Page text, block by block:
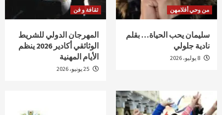
من وحي أقلامهن
سليمان يحب الحياة… بقلم
نادية جلولي
ثقافة و فن
المهرجان الدولي للشريط
الوثائقي أكادير 2026 ينظم
الأيام المهنية